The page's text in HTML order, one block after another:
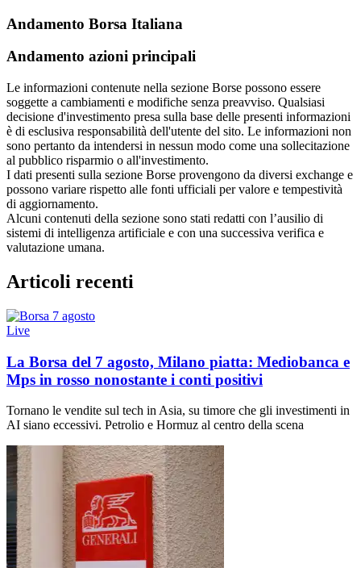
Andamento Borsa Italiana
Andamento azioni principali
Le informazioni contenute nella sezione Borse possono essere
soggette a cambiamenti e modifiche senza preavviso. Qualsiasi
decisione d'investimento presa sulla base delle presenti informazioni
è di esclusiva responsabilità dell'utente del sito. Le informazioni non
sono pertanto da intendersi in nessun modo come una sollecitazione
al pubblico risparmio o all'investimento.
I dati presenti sulla sezione Borse provengono da diversi exchange e
possono variare rispetto alle fonti ufficiali per valore e tempestività
di aggiornamento.
Alcuni contenuti della sezione sono stati redatti con l’ausilio di
sistemi di intelligenza artificiale e con una successiva verifica e
valutazione umana.
Articoli recenti
Live
La Borsa del 7 agosto, Milano piatta: Mediobanca e
Mps in rosso nonostante i conti positivi
Tornano le vendite sul tech in Asia, su timore che gli investimenti in
AI siano eccessivi. Petrolio e Hormuz al centro della scena